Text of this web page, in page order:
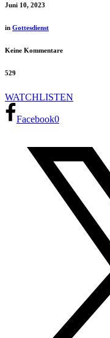
Juni 10, 2023
in Gottesdienst
Keine Kommentare
529
WATCHLISTEN
Facebook0